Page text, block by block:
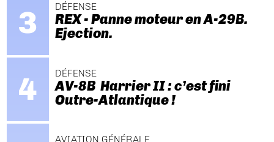
DÉFENSE
REX - Panne moteur en A-29B.
Ejection.
DÉFENSE
AV-8B Harrier II : c’est fini
Outre-Atlantique !
AVIATION GÉNÉRALE